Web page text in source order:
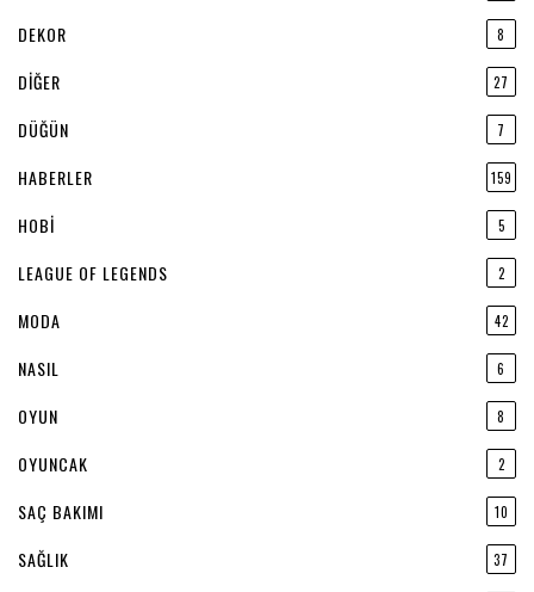
DEKOR 8
DIĞER 27
DÜĞÜN 7
HABERLER 159
HOBI 5
LEAGUE OF LEGENDS 2
MODA 42
NASIL 6
OYUN 8
OYUNCAK 2
SAÇ BAKIMI 10
SAĞLIK 37